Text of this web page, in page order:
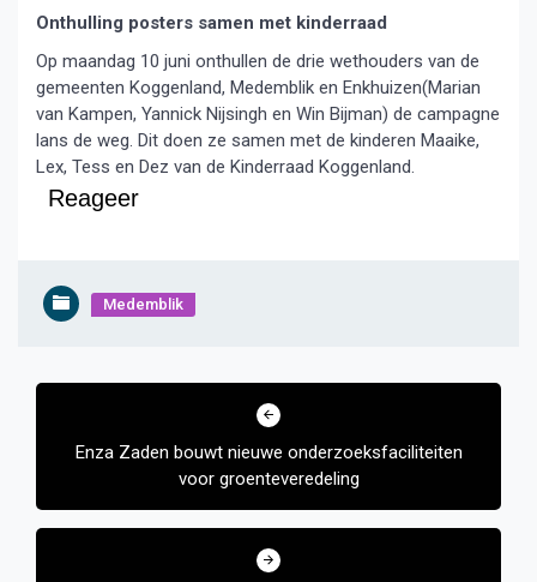
Onthulling posters samen met kinderraad
Op maandag 10 juni onthullen de drie wethouders van de
gemeenten Koggenland, Medemblik en Enkhuizen(Marian
van Kampen, Yannick Nijsingh en Win Bijman) de campagne
lans de weg. Dit doen ze samen met de kinderen Maaike,
Lex, Tess en Dez van de Kinderraad Koggenland.
Reageer
Medemblik
Bericht
Enza Zaden bouwt nieuwe onderzoeksfaciliteiten
voor groenteveredeling